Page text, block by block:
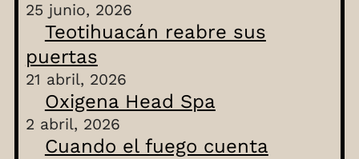
25 junio, 2026
Teotihuacán reabre sus
puertas
21 abril, 2026
Oxigena Head Spa
2 abril, 2026
Cuando el fuego cuenta